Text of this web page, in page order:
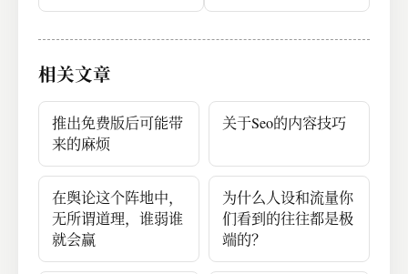
经做好了决定。你决
你能让每个人都能充
相关文章
推出免费版后可能带
来的麻烦
关于Seo的内容技巧
在舆论这个阵地中，
无所谓道理，谁弱谁
就会赢
为什么人设和流量你
们看到的往往都是极
端的？